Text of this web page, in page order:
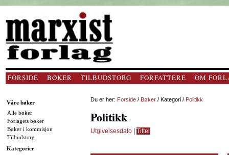
FORSIDE BØKER TILBUDSTORG FORFATTERE OM
Våre bøker
Alle bøker
Forlagets bøker
Bøker i kommisjon
Tilbudstorg
Kategorier
Du er her: Forside / Bøker / Kategori / Politikk
Politikk
Utgivelsesdato Tittel